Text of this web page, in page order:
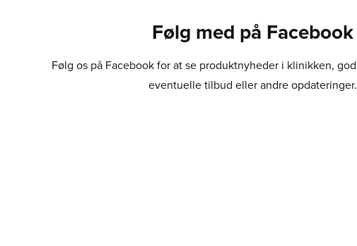
Følg med på Facebook
Følg os på Facebook for at se produktnyheder i klinikken,
eventuelle tilbud eller andre opdateringer.